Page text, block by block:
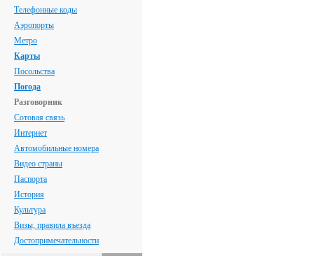
Телефонные коды
Аэропорты
Метро
Карты
Посольства
Погода
Разговорник
Сотовая связь
Интернет
Автомобильные номера
Видео страны
Паспорта
История
Культура
Визы, правила въезда
Достопримечательности